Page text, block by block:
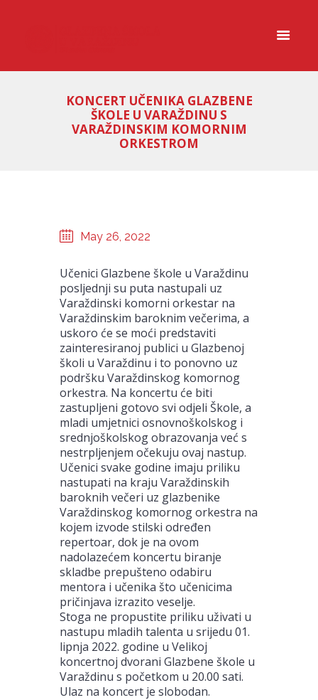
KONCERT UČENIKA GLAZBENE
ŠKOLE U VARAŽDINU S
VARAŽDINSKIM KOMORNIM
ORKESTROM
May 26, 2022
Učenici Glazbene škole u Varaždinu
posljednji su puta nastupali uz
Varaždinski komorni orkestar na
Varaždinskim baroknim večerima, a
uskoro će se moći predstaviti
zainteresiranoj publici u Glazbenoj
školi u Varaždinu i to ponovno uz
podršku Varaždinskog komornog
orkestra. Na koncertu će biti
zastupljeni gotovo svi odjeli Škole, a
mladi umjetnici osnovnoškolskog i
srednjoškolskog obrazovanja već s
nestrpljenjem očekuju ovaj nastup.
Učenici svake godine imaju priliku
nastupati na kraju Varaždinskih
baroknih večeri uz glazbenike
Varaždinskog komornog orkestra na
kojem izvode stilski određen
repertoar, dok je na ovom
nadolazećem koncertu biranje
skladbe prepušteno odabiru
mentora i učenika što učenicima
pričinjava izrazito veselje.
Stoga ne propustite priliku uživati u
nastupu mladih talenta u srijedu 01.
lipnja 2022. godine u Velikoj
koncertnoj dvorani Glazbene škole u
Varaždinu s početkom u 20.00 sati.
Ulaz na koncert je slobodan.